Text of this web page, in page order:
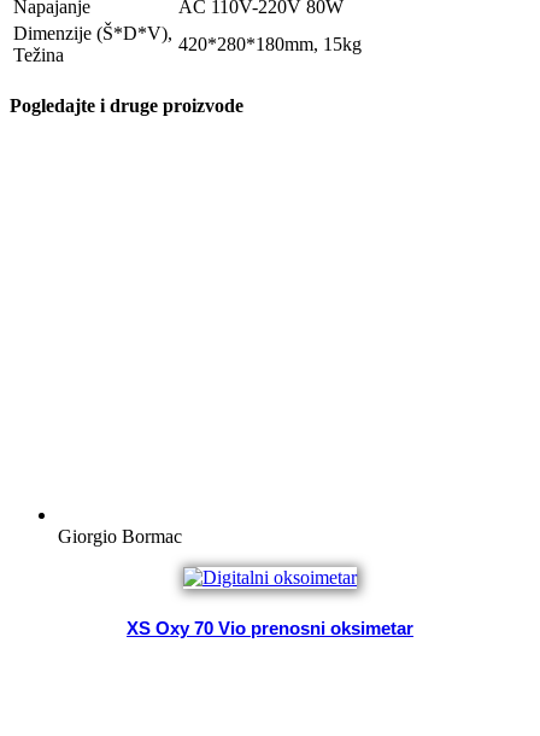
Napajanje
AC 110V-220V 80W
Dimenzije (Š*D*V),
Težina
420*280*180mm, 15kg
Pogledajte i druge proizvode
Giorgio Bormac
XS Oxy 70 Vio prenosni oksimetar